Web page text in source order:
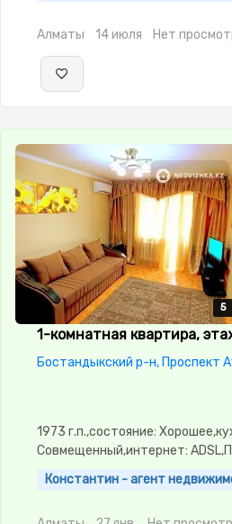
Алматы 14 июля Нет
5
5
5
5
5
1-комнатная квартира,
Бостандыкский р-н, Проспект
1973 г.п.,состояние:
Совмещенный,интернет:
меблирована,паркинг: Рядом
замок,Пластиковые окна,Новая
Константин - агент